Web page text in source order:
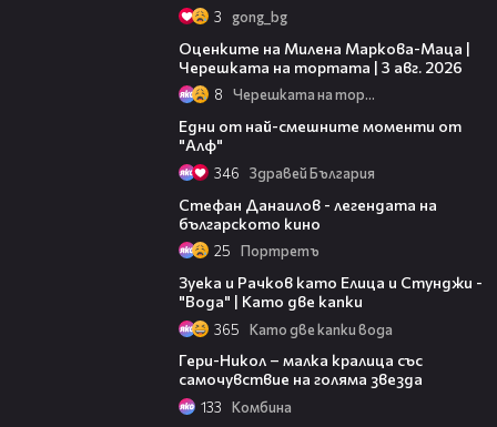
3 gong_bg
Оценките на Милена Маркова-Маца |
Черешката на тортата | 3 авг. 2026
8 Черешката на тортата
Едни от най-смешните моменти от
"Алф"
346 Здравей България
Стефан Данаилов - легендата на
българското кино
25 Портретъ
Зуека и Рачков като Елица и Стунджи -
"Вода" | Като две капки
365 Като две капки вода
Гери-Никол – малка кралица със
самочувствие на голяма звезда
133 Комбина